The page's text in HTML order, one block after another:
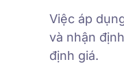
Việc áp
và nhận
định giá.